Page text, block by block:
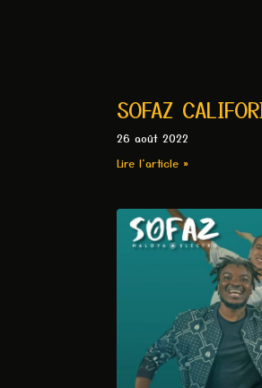
SOFAZ
26 août 2022
Lire l'article »